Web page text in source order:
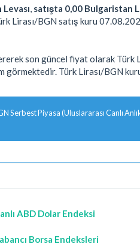
satışta 0,00 Bulgaristan
Lirası/BGN satış kuru
son güncel fiyat olarak Türk
görmektedir. Türk Lirası/BGN
Serbest Piyasa (Uluslararası Canlı
ABD Dolar Endeksi
Borsa Endeksleri